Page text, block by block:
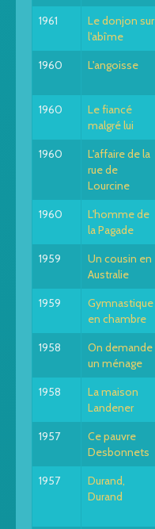
1961
Le donjon sur
l'abîme
1960
L'angoisse
1960
Le fiancé
malgré lui
1960
L'affaire de la
rue de
Lourcine
1960
L'homme de
la Pagade
1959
Un cousin en
Australie
1959
Gymnastique
en chambre
1958
On demande
un ménage
1958
La maison
Landener
1957
Ce pauvre
Desbonnets
1957
Durand,
Durand